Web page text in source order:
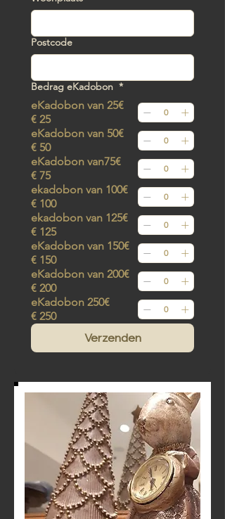
Postcode
Bedrag eKadobon *
eKadobon van 25€
€ 25
eKadobon van 50€
€ 50
eKadobon van75€
€ 75
ekadobon van 100€
€ 100
ekadobon van 125€
€ 125
eKadobon van 150€
€ 150
eKadobon van 200€
€ 200
eKadobon 250€
€ 250
Verzenden